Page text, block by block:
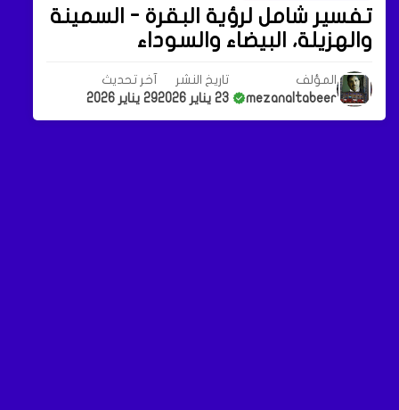
تفسير شامل لرؤية البقرة - السمينة
والهزيلة، البيضاء والسوداء
المؤلف
mezanaltabeer
تاريخ النشر
23 يناير 2026
آخر تحديث
29 يناير 2026